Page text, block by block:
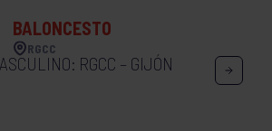
BALONCESTO
RGCC
RGCC – GIJÓN